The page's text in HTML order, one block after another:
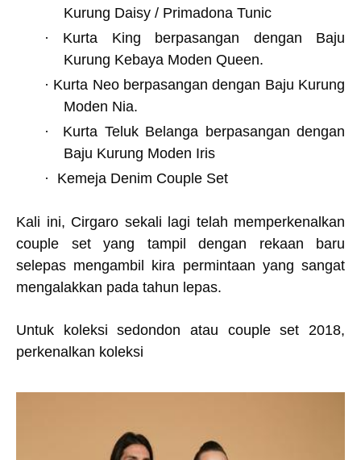
Kurung Daisy / Primadona Tunic
·
Kurta King berpasangan dengan Baju
Kurung Kebaya Moden Queen.
· Kurta Neo berpasangan dengan Baju Kurung
Moden Nia.
·
Kurta Teluk Belanga berpasangan dengan
Baju Kurung Moden Iris
·
Kemeja Denim Couple Set
Kali ini, Cirgaro sekali lagi telah memperkenalkan
couple set yang tampil dengan rekaan baru
selepas mengambil kira permintaan yang sangat
mengalakkan pada tahun lepas.
Untuk koleksi sedondon atau couple set 2018,
perkenalkan koleksi